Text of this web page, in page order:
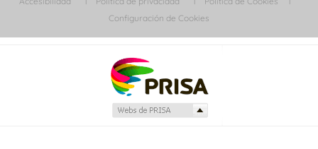
Configuración de Cookies